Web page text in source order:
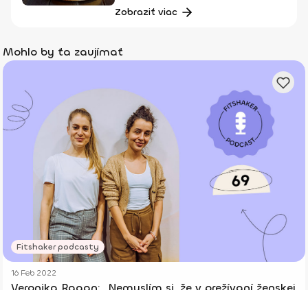
Zobraziť viac
Mohlo by ťa zaujímať
Fitshaker podcasty
16 Feb 2022